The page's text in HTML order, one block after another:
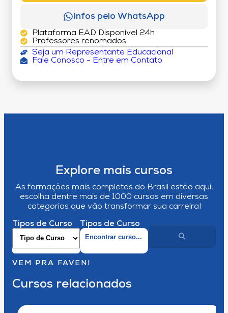
Infos pelo WhatsApp
Plataforma EAD Disponível 24h
Professores renomados
Seja um Representante Educacional
Fale Conosco - Entre em Contato
Explore mais cursos
As formações mais completas do Brasil estão aqui,
escolha dentre mais de 1000 cursos em diversas
categorias que vão transformar sua carreira!
Tipos de Curso Tipos de Curso
VEM PRA FAVENI
Cursos relacionados